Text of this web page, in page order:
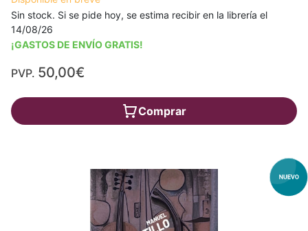
Sin stock. Si se pide hoy, se estima recibir en la librería el
14/08/26
¡GASTOS DE ENVÍO GRATIS!
PVP. 50,00€
Comprar